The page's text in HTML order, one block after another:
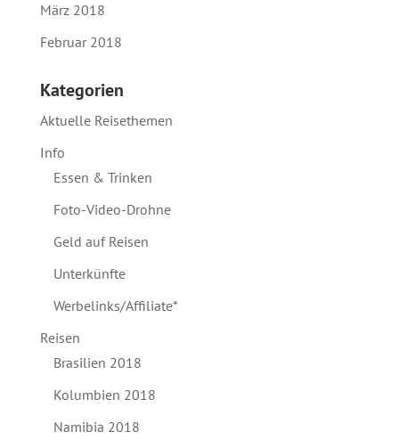
März 2018
Februar 2018
Kategorien
Aktuelle Reisethemen
Info
Essen & Trinken
Foto-Video-Drohne
Geld auf Reisen
Unterkünfte
Werbelinks/Affiliate*
Reisen
Brasilien 2018
Kolumbien 2018
Namibia 2018